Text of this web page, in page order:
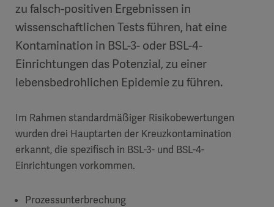
zu falsch-positiven Ergebnissen in
wissenschaftlichen Tests führen, hat eine
Kontamination in BSL-3- oder BSL-4-
Einrichtungen das Potenzial, zu einer
lebensbedrohlichen Epidemie zu führen.
Im Rahmen standardmäßiger Risikobewertungen
wurden drei Hauptarten der Kreuzkontamination
erkannt, die spezifisch in BSL-3- und BSL-4-
Einrichtungen vorkommen.
Prozessunterbrechung